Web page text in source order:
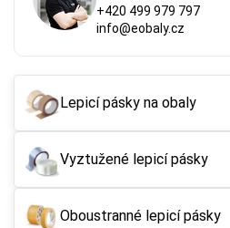
+420 499 979 797
info@eobaly.cz
Lepicí pásky na obaly
Vyztužené lepicí pásky
Oboustranné lepicí pásky